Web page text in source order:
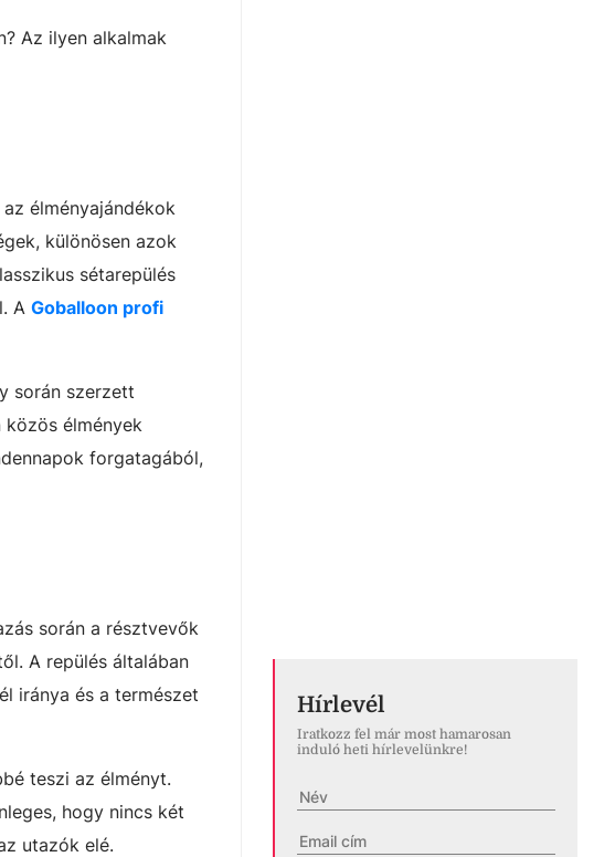
Az ilyen alkalmak
élményajándékok
különösen azok
sétarepülés
A Goballoon profi
során szerzett
élmények
forgatagából,
során a résztvevők
A repülés általában
iránya és a természet
teszi az élményt.
hogy nincs két
utazók elé.
Hírlevél
Iratkozz fel már most hamarosan
induló heti hírlevelünkre!